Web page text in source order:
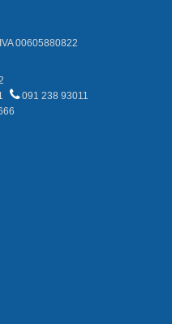
00605880822
091 238 93011